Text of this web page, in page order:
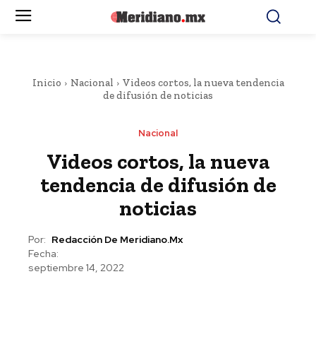
Inicio Nacional
Videos cortos, la nueva tendencia
de difusión de noticias
Nacional
Videos cortos, la nueva
tendencia de difusión de
noticias
Por: Redacción De Meridiano.mx
Fecha:
septiembre 14, 2022